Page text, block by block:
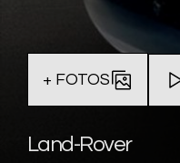
+ FOTOS
Land-Rover